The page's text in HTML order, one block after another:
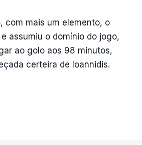
com mais um elemento, o
assumiu o domínio do jogo,
ao golo aos 98 minutos,
certeira de Ioannidis.